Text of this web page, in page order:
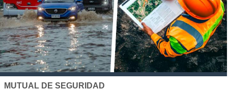
UC